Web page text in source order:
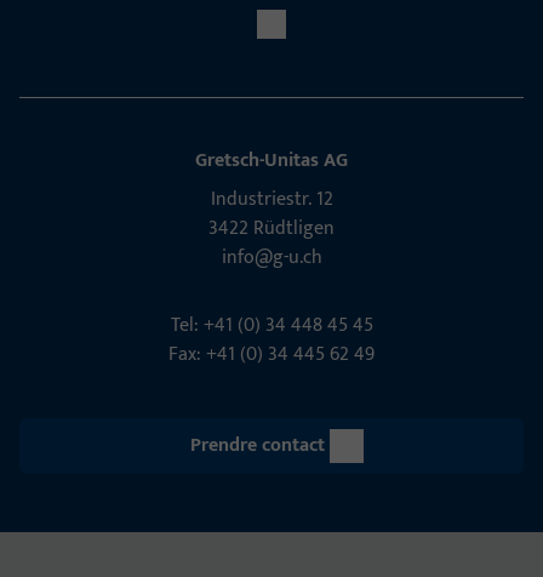
Gretsch-Unitas AG
Indu­s­triestr. 12
3422 Rüdt­ligen
info@g-u.ch
Tel: +41 (0) 34 448 45 45
Fax: +41 (0) 34 445 62 49
Prendre contact